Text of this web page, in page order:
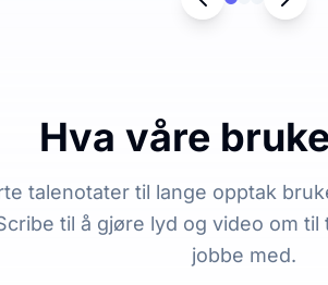
Hva våre
talenotater til lange opptak
til å gjøre lyd og video om
jobbe med.